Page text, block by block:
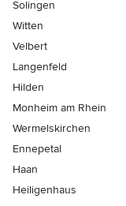
Solingen
Witten
Velbert
Langenfeld
Hilden
Monheim am Rhein
Wermelskirchen
Ennepetal
Haan
Heiligenhaus